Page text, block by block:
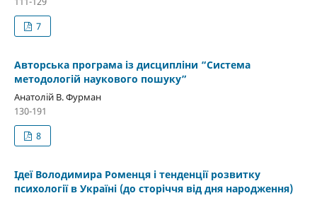
7
Авторська програма із дисципліни “Система
методологій наукового пошуку”
Анатолій В. Фурман
130-191
8
Ідеї Володимира Роменця і тенденції розвитку
психології в Україні (до сторіччя від дня народження)